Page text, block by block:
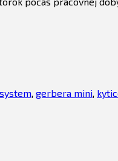
, gerbera mini,